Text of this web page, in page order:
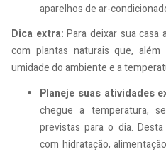
aparelhos de ar-
Dica extra: Para deixar sua casa
com plantas naturais que,
umidade do ambiente e a
Planeje suas atividades
chegue a temperatura,
previstas para o dia.
com hidratação,